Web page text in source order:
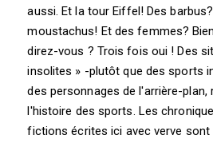
aussi. Et la tour Eiffel! Des
moustachus! Et des femmes?
direz-vous ? Trois fois oui ! Des
insolites » -plutôt que des sports
des personnages de l'arrière-
l'histoire des sports. Les
fictions écrites ici avec verve sont